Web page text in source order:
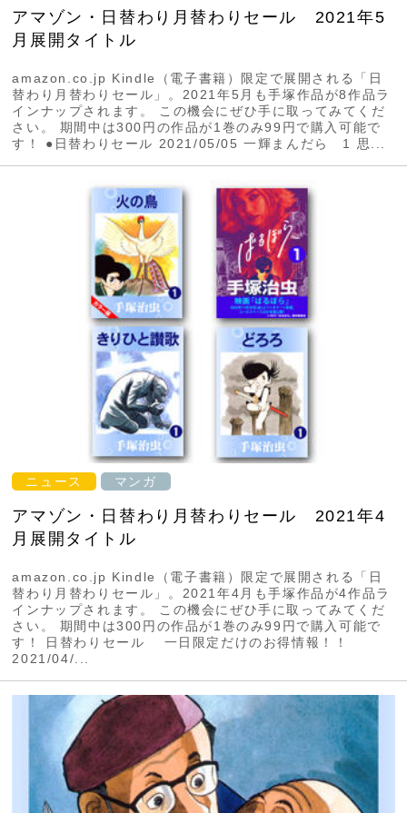
アマゾン・日替わり月替わりセール 2021年5
月展開タイトル
amazon.co.jp Kindle（電子書籍）限定で展開される「日
替わり月替わりセール」。2021年5月も手塚作品が8作品ラ
インナップされます。 この機会にぜひ手に取ってみてくだ
さい。 期間中は300円の作品が1巻のみ99円で購入可能で
す！ ●日替わりセール 2021/05/05 一輝まんだら 1 思...
ニュース マンガ
アマゾン・日替わり月替わりセール 2021年4
月展開タイトル
amazon.co.jp Kindle（電子書籍）限定で展開される「日
替わり月替わりセール」。2021年4月も手塚作品が4作品ラ
インナップされます。 この機会にぜひ手に取ってみてくだ
さい。 期間中は300円の作品が1巻のみ99円で購入可能で
す！ 日替わりセール 一日限定だけのお得情報！！
2021/04/...